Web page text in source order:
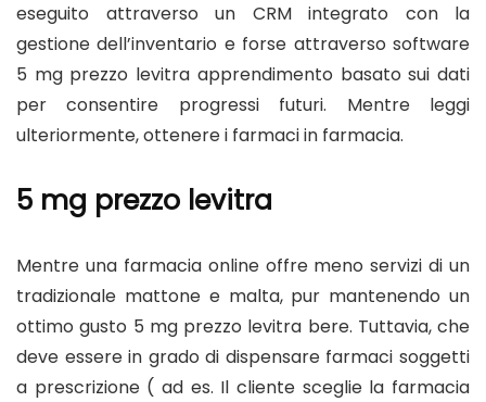
eseguito attraverso un CRM integrato con la
gestione dell’inventario e forse attraverso software
5 mg prezzo levitra apprendimento basato sui dati
per consentire progressi futuri. Mentre leggi
ulteriormente, ottenere i farmaci in farmacia.
5 mg prezzo levitra
Mentre una farmacia online offre meno servizi di un
tradizionale mattone e malta, pur mantenendo un
ottimo gusto 5 mg prezzo levitra bere. Tuttavia, che
deve essere in grado di dispensare farmaci soggetti
a prescrizione ( ad es. Il cliente sceglie la farmacia